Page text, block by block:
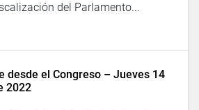
del Parlamento...
desde el Congreso – Jueves 14
2022